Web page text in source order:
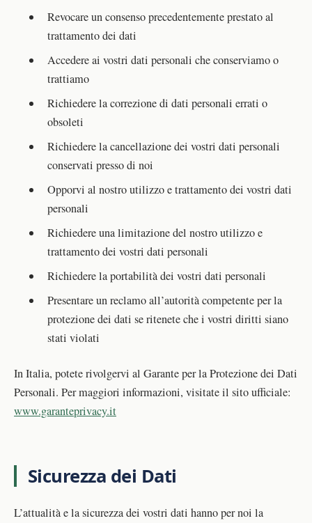
Revocare un consenso precedentemente prestato al
trattamento dei dati
Accedere ai vostri dati personali che conserviamo o
trattiamo
Richiedere la correzione di dati personali errati o
obsoleti
Richiedere la cancellazione dei vostri dati personali
conservati presso di noi
Opporvi al nostro utilizzo e trattamento dei vostri dati
personali
Richiedere una limitazione del nostro utilizzo e
trattamento dei vostri dati personali
Richiedere la portabilità dei vostri dati personali
Presentare un reclamo all’autorità competente per la
protezione dei dati se ritenete che i vostri diritti siano
stati violati
In Italia, potete rivolgervi al Garante per la Protezione dei Dati
Personali. Per maggiori informazioni, visitate il sito ufficiale:
www.garanteprivacy.it
Sicurezza dei Dati
L’attualità e la sicurezza dei vostri dati hanno per noi la